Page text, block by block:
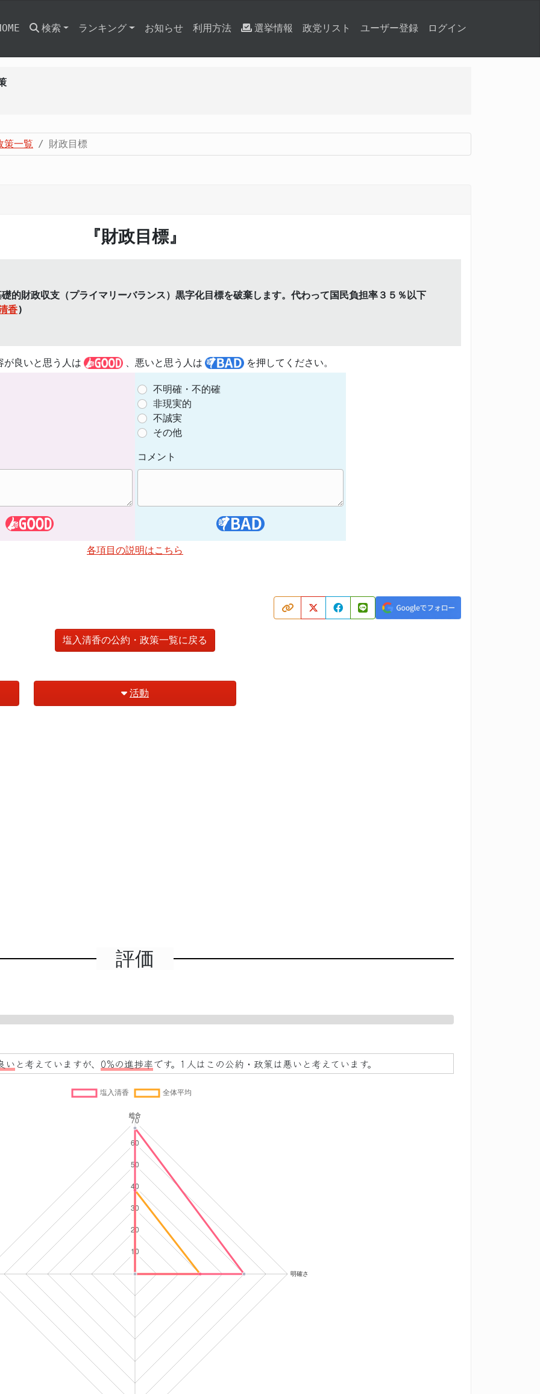
検索 ランキング お知らせ 利用方法 選挙情報 政党リスト ユーザー登録 ログイン
策一覧 財政目標
『財政目標』
的財政収支（プライマリーバランス）黒字化目標を破棄します。代わって国民負担率３５％以下
香)
が良いと思う人は 、悪いと思う人は を押してください。
不明確・不的確
非現実的
不誠実
その他
コメント
各項目の説明はこちら
塩入清香の公約・政策一覧に戻る
活動
評価
い と考えていますが、 0%の進捗率です。1人はこの公約・政策は悪いと考えています。